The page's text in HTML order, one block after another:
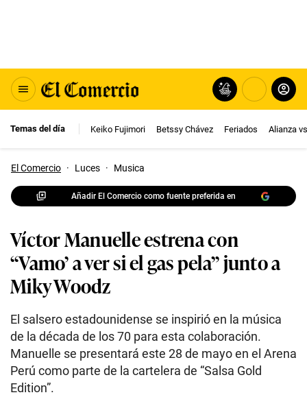
Temas del día Keiko Fujimori Betssy Chávez Feriados Alianza
El Comercio · Luces · Musica
Añadir El Comercio como fuente preferida en
Víctor Manuelle estrena con
“Vamo’ a ver si el gas pela” junto a
Miky Woodz
El salsero estadounidense se inspirió en la música
de la década de los 70 para esta colaboración.
Manuelle se presentará este 28 de mayo en el Arena
Perú como parte de la cartelera de “Salsa Gold
Edition”.